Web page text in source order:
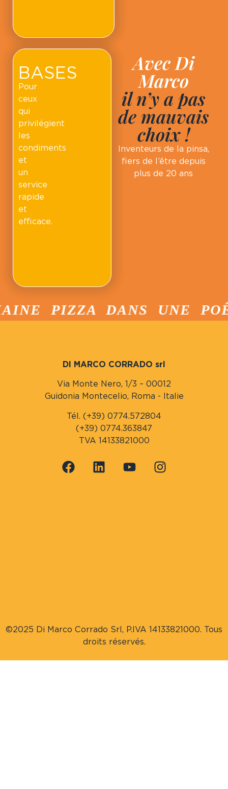
Avec Di
Marco
il n’y a pas
de mauvais
choix !
Inventeurs de la pinsa,
fiers de l’être depuis
plus de 20 ans
BASES
Pour
ceux
qui
privilégient
les
condiments
et
un
service
rapide
et
efficace.
PIZZA DANS UNE
DI MARCO CORRADO srl
Via Monte Nero, 1/3 – 00012
Guidonia Montecelio, Roma - Italie
Tél. (+39) 0774.572804
(+39) 0774.363847
TVA 14133821000
©2025 Di Marco Corrado Srl, P.IVA 14133821000. Tous
droits réservés.